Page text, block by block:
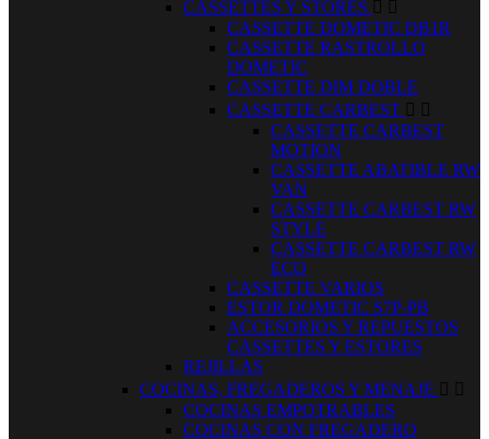
CASSETTES Y STORES  
CASSETTE DOMETIC DB1R
CASSETTE RASTROLLO
DOMETIC
CASSETTE DIM DOBLE
CASSETTE CARBEST  
CASSETTE CARBEST
MOTION
CASSETTE ABATIBLE RW
VAN
CASSETTE CARBEST RW
STYLE
CASSETTE CARBEST RW
ECO
CASSETTE VARIOS
ESTOR DOMETIC S7P-PB
ACCESORIOS Y REPUESTOS
CASSETTES Y ESTORES
REJILLAS
COCINAS, FREGADEROS Y MENAJE  
COCINAS EMPOTRABLES
COCINAS CON FREGADERO